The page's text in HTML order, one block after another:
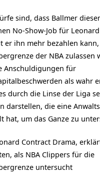
sind, dass Ballmer
No-Show-Job für
er ihn mehr bezahlen
der NBA zulassen
Anschuldigungen für
als wahr
durch die Linse der Liga
darstellen, die eine
hat, um das Ganze zu
Contract Drama,
als NBA Clippers für die
untersucht